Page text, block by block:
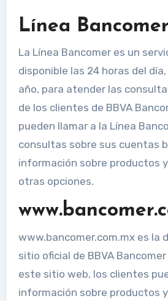
Línea Bancomer
La Línea Bancomer es un
disponible las 24 horas del
año, para atender las
de los clientes de BBVA
pueden llamar a la Línea
consultas sobre sus cuentas
información sobre productos
otras opciones.
www.bancomer.com.mx es la
sitio oficial de BBVA Bancomer
este sitio web, los clientes
información sobre productos